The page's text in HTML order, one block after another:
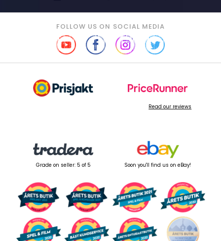
FOLLOW US ON SOCIAL MEDIA
Read our reviews
Grade on seller: 5 of 5 Soon you'll find us on eBay!